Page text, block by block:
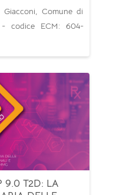
Comune di
- codice ECM: 604-
9.0 T2D: LA